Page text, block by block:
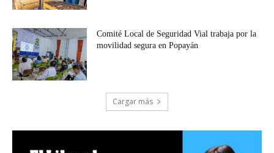
Comité Local de Seguridad Vial trabaja por la
movilidad segura en Popayán
Cargar más